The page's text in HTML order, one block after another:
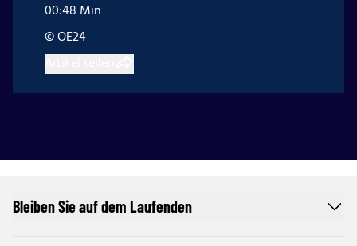
00:48 Min
© OE24
Bleiben Sie auf dem Laufenden